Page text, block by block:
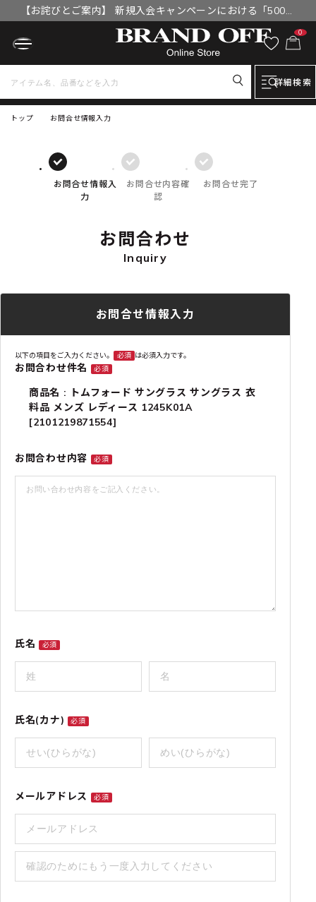
【お詫びとご案内】 新規入会キャンペーンにおける「500円
OFFクーポン」付与漏れと補填について
0
詳細検索
トップ お問合せ情報入力
お問合せ情報入
力
お問合せ内容確
認
お問合せ完了
お問合わせ
Inquiry
お問合せ情報入力
以下の項目をご入力ください。 必須 は必須入力です。
お問合わせ件名 必須
商品名 : トムフォード サングラス サングラス 衣
料品 メンズ レディース 1245K01A
[2101219871554]
お問合わせ内容 必須
氏名 必須
氏名(カナ) 必須
メールアドレス 必須